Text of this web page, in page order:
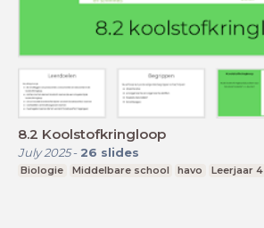
8.2 Koolstofkringloop
July 2025- 26 slides
Biologie Middelbare school havo Leerjaar 4